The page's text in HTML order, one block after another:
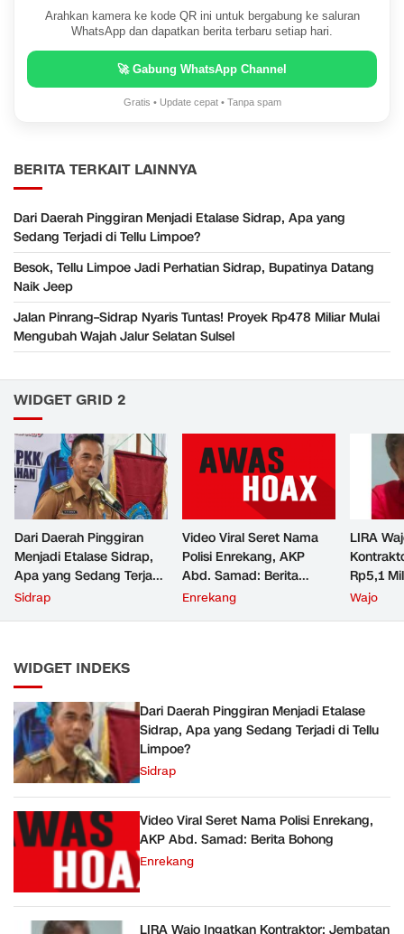
Arahkan kamera ke kode QR ini untuk bergabung ke saluran
WhatsApp dan dapatkan berita terbaru setiap hari.
🚀 Gabung WhatsApp Channel
Gratis • Update cepat • Tanpa spam
BERITA TERKAIT LAINNYA
Dari Daerah Pinggiran Menjadi Etalase Sidrap, Apa yang
Sedang Terjadi di Tellu Limpoe?
Besok, Tellu Limpoe Jadi Perhatian Sidrap, Bupatinya Datang
Naik Jeep
Jalan Pinrang–Sidrap Nyaris Tuntas! Proyek Rp478 Miliar Mulai
Mengubah Wajah Jalur Selatan Sulsel
WIDGET GRID 2
Dari Daerah Pinggiran
Menjadi Etalase Sidrap,
Apa yang Sedang Terjadi
di Tellu Limpoe?
Sidrap
Video Viral Seret Nama
Polisi Enrekang, AKP
Abd. Samad: Berita
Bohong
Enrekang
LIRA
Rp5,1
Main-
Wajo
WIDGET INDEKS
Dari Daerah Pinggiran Menjadi Etalase
Sidrap, Apa yang Sedang Terjadi di Tellu
Limpoe?
Sidrap
Video Viral Seret Nama Polisi Enrekang,
AKP Abd. Samad: Berita Bohong
Enrekang
LIRA Wajo Ingatkan Kontraktor: Jembatan